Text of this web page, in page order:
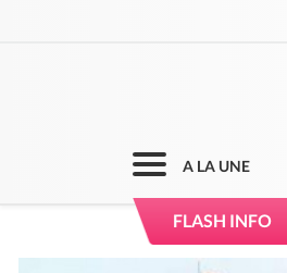
A LA UNE
FLASH INFO